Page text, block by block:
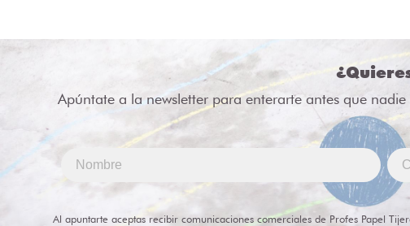
Apúntate a la newsletter para enterarte antes que
Al apuntarte aceptas recibir comunicaciones comerciales de Profes Papel